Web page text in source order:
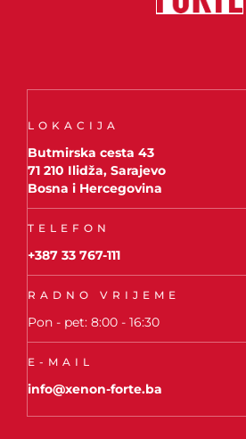
LOKACIJA
Butmirska cesta 43
71 210 Ilidža, Sarajevo
Bosna i Hercegovina
TELEFON
+387 33 767-111
RADNO VRIJEME
Pon - pet: 8:00 - 16:30
E-MAIL
info@xenon-forte.ba